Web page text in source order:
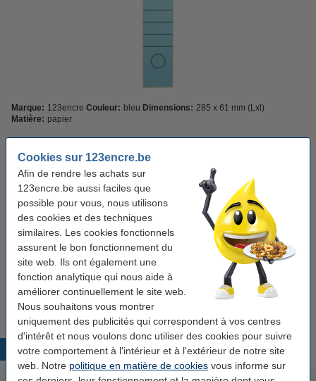
Cookies sur 123encre.be
Afin de rendre les achats sur
123encre.be aussi faciles que
possible pour vous, nous utilisons
des cookies et des techniques
similaires. Les cookies fonctionnels
assurent le bon fonctionnement du
site web. Ils ont également une
fonction analytique qui nous aide à
améliorer continuellement le site web.
Nous souhaitons vous montrer
uniquement des publicités qui correspondent à vos centres
d'intérêt et nous voulons donc utiliser des cookies pour suivre
votre comportement à l'intérieur et à l'extérieur de notre site
web. Notre politique en matière de cookies vous informe sur
Marque: 123encre Couleur: bleu Dimensions: 285 x 61 mm (Lxl)
Matière: papier
Économisez plus de35%avec notre marque propre
En stock
Livré lundi
3,95 € Commander
Pack avantageux !
Offre : 3x 123encre étiquettes de dos
autocollantes larges 61 x 285 mm (10 pièces) -
bleu
10,95 €
Produits populaires